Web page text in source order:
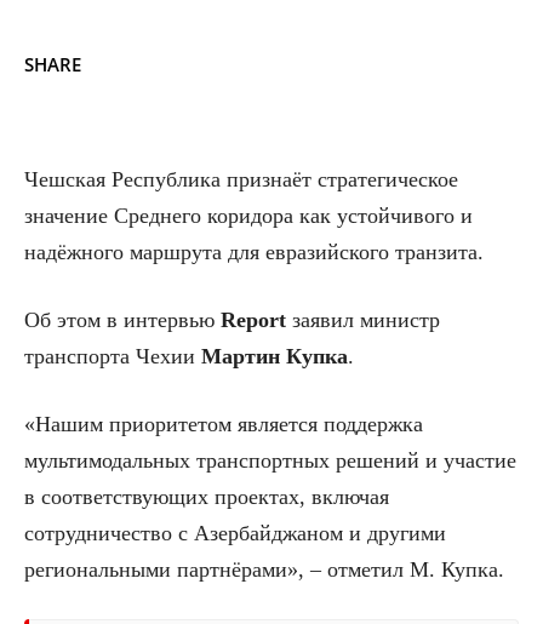
SHARE
Чешская Республика признаёт стратегическое
значение Среднего коридора как устойчивого и
надёжного маршрута для евразийского транзита.
Об этом в интервью Report заявил министр
транспорта Чехии Мартин Купка.
«Нашим приоритетом является поддержка
мультимодальных транспортных решений и участие
в соответствующих проектах, включая
сотрудничество с Азербайджаном и другими
региональными партнёрами», – отметил М. Купка.